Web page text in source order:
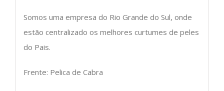
Somos uma empresa do Rio Grande do Sul, onde
estão centralizado os melhores curtumes de peles
do Pais.
Frente: Pelica de Cabra